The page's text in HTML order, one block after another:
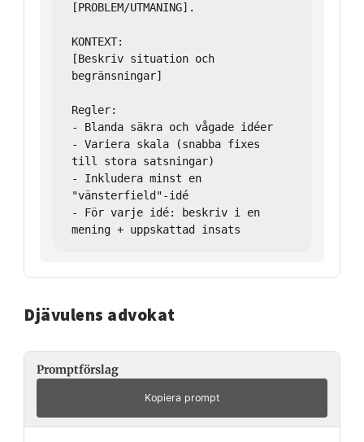
[PROBLEM/UTMANING].
KONTEXT:
[Beskriv situation och
begränsningar]
Regler:
- Blanda säkra och vågade idéer
- Variera skala (snabba fixes
till stora satsningar)
- Inkludera minst en
"vänsterfield"-idé
- För varje idé: beskriv i en
Djävulens advokat
Promptförslag
Kopiera prompt